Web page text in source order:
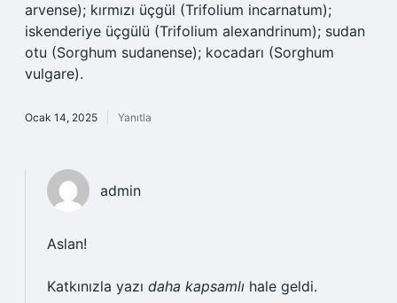
arvense); kırmızı üçgül (Trifolium incarnatum);
iskenderiye üçgülü (Trifolium alexandrinum); sudan
otu (Sorghum sudanense); kocadarı (Sorghum
vulgare).
Ocak 14, 2025 Yanıtla
admin
Aslan!
Katkınızla yazı daha kapsamlı hale geldi.